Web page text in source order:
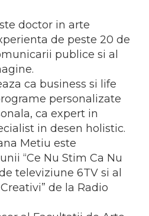
doctor in arte
de peste 20 de
publice si al
ca business si life
personalizate
ca expert in
in desen holistic.
Metiu este
“Ce Nu Stim Ca Nu
televiziune 6TV si al
de la Radio